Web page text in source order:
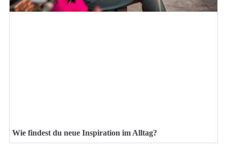
Wie findest du neue Inspiration im Alltag?